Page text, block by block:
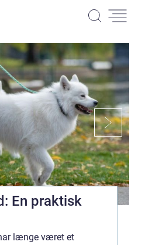
En praktisk
længe været et